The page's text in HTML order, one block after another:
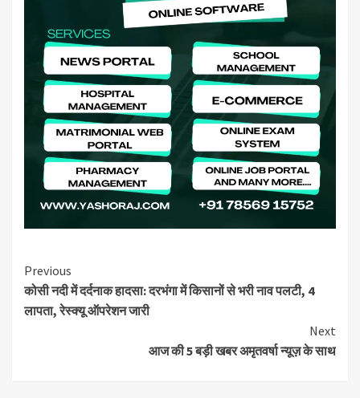
Continue
Reading
Previous
कोसी नदी में दर्दनाक हादसा: दरभंगा में किसानों से भरी नाव पलटी, 4
लापता, रेस्क्यू ऑपरेशन जारी
Next
आज की 5 बड़ी खबर अमृतवर्षा न्यूज़ के साथ